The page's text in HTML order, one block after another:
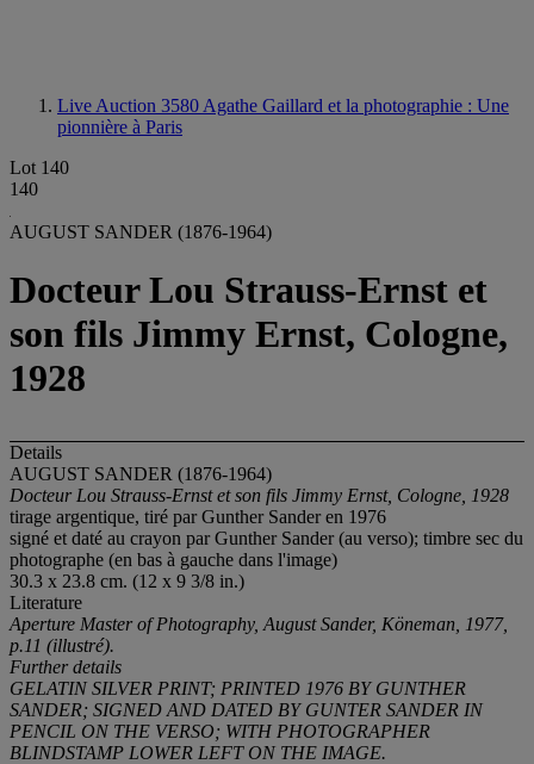
Live Auction 3580 Agathe Gaillard et la photographie : Une
pionnière à Paris
Lot 140
140
AUGUST SANDER (1876-1964)
Docteur Lou Strauss-Ernst et
son fils Jimmy Ernst, Cologne,
1928
Details
AUGUST SANDER (1876-1964)
Docteur Lou Strauss-Ernst et son fils Jimmy Ernst, Cologne, 1928
tirage argentique, tiré par Gunther Sander en 1976
signé et daté au crayon par Gunther Sander (au verso); timbre sec du
photographe (en bas à gauche dans l'image)
30.3 x 23.8 cm. (12 x 9 3/8 in.)
Literature
Aperture Master of Photography, August Sander, Köneman, 1977,
p.11 (illustré).
Further details
GELATIN SILVER PRINT; PRINTED 1976 BY GUNTHER
SANDER; SIGNED AND DATED BY GUNTER SANDER IN
PENCIL ON THE VERSO; WITH PHOTOGRAPHER
BLINDSTAMP LOWER LEFT ON THE IMAGE.